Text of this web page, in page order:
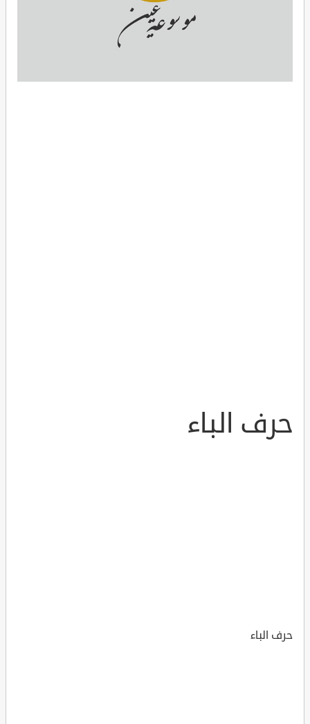
حرف الباء
حرف الباء